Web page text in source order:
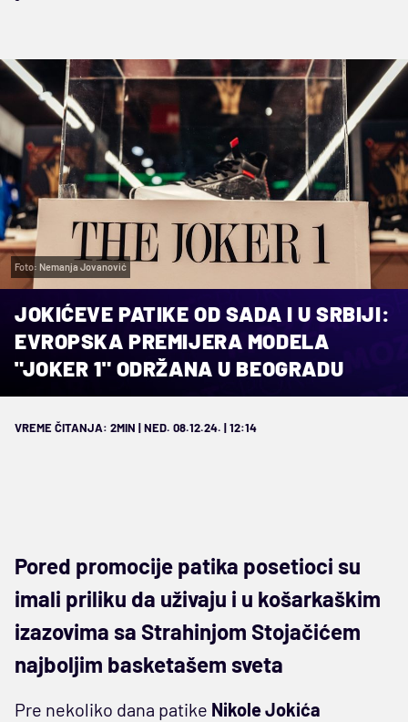
Foto: Nemanja Jovanović
JOKIĆEVE PATIKE OD SADA I U SRBIJI:
EVROPSKA PREMIJERA MODELA
"JOKER 1" ODRŽANA U BEOGRADU
VREME ČITANJA: 2MIN | NED. 08.12.24. | 12:14
Pored promocije patika posetioci su
imali priliku da uživaju i u košarkaškim
izazovima sa Strahinjom Stojačićem
najboljim basketašem sveta
Pre nekoliko dana patike Nikole Jokića